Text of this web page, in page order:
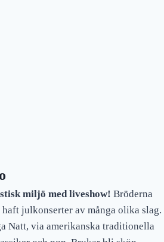
miljö med liveshow! Bröderna
julkonserter av många olika slag.
Natt, via amerikanska traditionella